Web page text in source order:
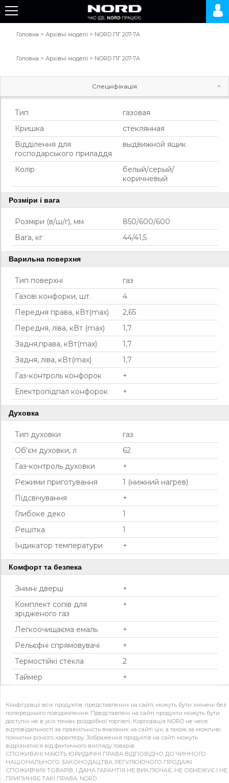
Головна >Архівні моделі > NORD ПГ 207-7А
Головна >Архівні моделі > NORD ПГ 207-7А
Специфікація
Основні характеристики
Тип
газовая
Кришка
стеклянная
Відділення для
господарського приладдя
выдвижной ящик
Колір
белый/серый/
коричневый
Розміри і вага
Розміри (в/ш/г), мм
850/600/600
Вага, кг
44/41,5
Варильна поверхня
Тип поверхні
газ
Газові конфорки, шт.
4
Передня права, кВт(max)
2,65
Передня, ліва, кВт (max)
1,7
Задня,права, кВт(max)
1,7
Задня, ліва, кВт(max)
1,7
Газ-контроль конфорок
+
Електропідпал конфорок
+
Духовка
Тип духовки
газ
Об'єм духовки, л
62
Газ-контроль духовки
+
Режими приготування
1 (нижний нагрев)
Підсвічування
+
Глибоке деко
1
Решітка
1
Індикатор температури
+
Комфорт та безпека
Знімні дверці
+
Комплект сопів для
зрідженого газ
+
Легкоочищаєма емаль
+
Рельєфні спрямовувачі
+
Термостійкі стекла
2
Таймер
+
Конфігурації всіх продуктів, представлених на сайті, можуть бути змінені без
попереднього повідомлення. Представлені на сайті продукти можуть бути
доступні не в усіх точках роздрібної торгівлі. Корпорація NORD не несе
відповідальності за правильність вказаних на сайті цін, а також за можливі
помилки різного характеру. Зображення продуктів на сайті можуть
відрізнятися від фактичного вигляду товарів.
СПОЖИВАЧІ МАЮТЬ ЮРИДИЧНІ ПРАВА ВІДПОВІДНО ДО ЧИННОГО
НАЦІОНАЛЬНОГО ЗАКОНОДАЦТВА, РЕГУЛЮЮЧОГО ПРОДАЖІ
СПОЖИВЧИХ ТОВАРІВ, І ДАНА ГАРАНТІЯ НЕ ВИКЛЮЧАЄ, НЕ ОБМЕЖУЄ І НЕ
ПРИПИНЯЄ ТАКІ ПРАВА. NORD